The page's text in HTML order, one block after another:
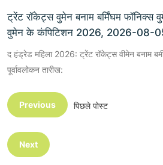
ट्रेंट रॉकेट्स वुमेन बनाम बर्मिंघम फॉनिक्स
वुमेन के कंपिटिशन 2026, 2026-08-
द हंड्रेड महिला 2026: ट्रेंट रॉकेट्स वीमेन बनाम
पूर्वावलोकन तारीख:
Previous पिछले पोस्ट
Next